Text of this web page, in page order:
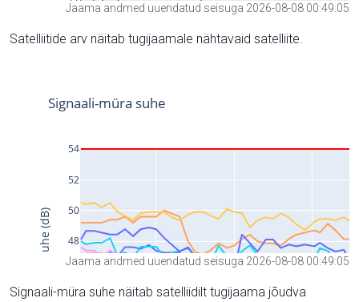
Jaama andmed uuendatud seisuga 2026-08-08 00:49:05
Satelliitide arv näitab tugijaamale nähtavaid satelliite.
Jaama andmed uuendatud seisuga 2026-08-08 00:49:05
Signaali-müra suhe näitab satelliidilt tugijaama jõudva